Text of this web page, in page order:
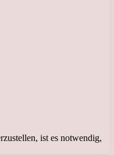
ist es notwendig,